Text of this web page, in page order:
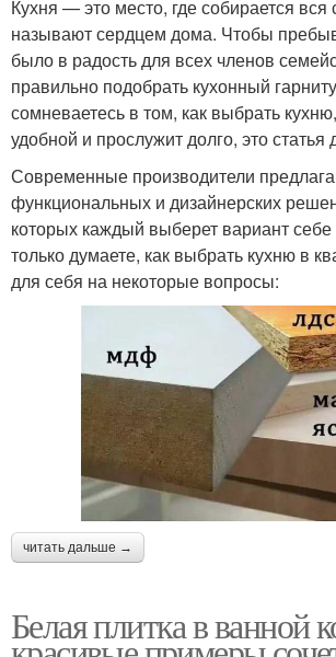
Кухня — это место, где собирается
называют сердцем дома. Чтобы
было в радость для всех членов
правильно подобрать кухонный
сомневаетесь в том, как выбрать
удобной и прослужит долго, это статья
Современные производители
функциональных и дизайнерских
которых каждый выберет вариант
только думаете, как выбрать кухню в
для себя на некоторые вопросы:
читать дальше →
Белая плитка в ванной